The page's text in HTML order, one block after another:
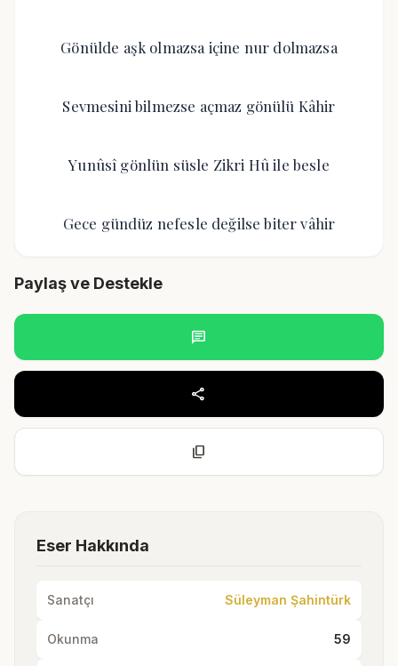
Gönülde aşk olmazsa içine nur dolmazsa
Sevmesini bilmezse açmaz gönülü Kâhir
Yunûsî gönlün süsle Zikri Hû ile besle
Gece gündüz nefesle değilse biter vâhir
Paylaş ve Destekle
chat
share
content_copy
Eser Hakkında
Sanatçı Süleyman Şahintürk
Okunma 59